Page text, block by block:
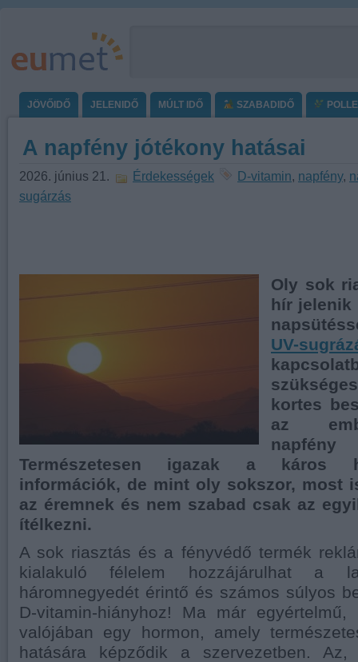
JÖVŐIDŐ JELENIDŐ MÚLT IDŐ SZABADIDŐ
A napfény jótékony hatásai
2026. június 21. Érdekességek D-vitamin, napfény,
sugárzás
Oly sok
hír jelenik
UV-
kortes
az
Természetesen igazak a káros
információk, de mint oly sokszor, most
az éremnek és nem szabad csak az
ítélkezni.
A sok riasztás és a fényvédő termék
kialakuló félelem hozzájárulhat a
háromnegyedét érintő és számos súlyos
D-vitamin-hiányhoz! Ma már
valójában egy hormon, amely
hatására képződik a szervezetben.